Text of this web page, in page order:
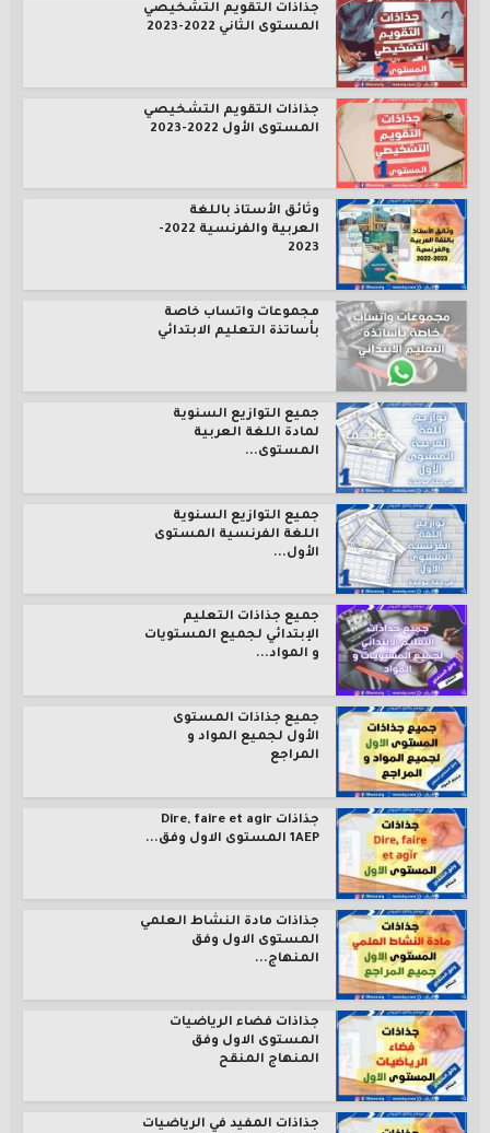
جذاذات التقويم التشخيصي
المستوى الثاني 2022-2023
جذاذات التقويم التشخيصي
المستوى الأول 2022-2023
وثائق الأستاذ باللغة
العربية والفرنسية 2022-
2023
مجموعات واتساب خاصة
بأساتذة التعليم الابتدائي
جميع التوازيع السنوية
لمادة اللغة العربية
المستوى...
جميع التوازيع السنوية
اللغة الفرنسية المستوى
الأول...
جميع جذاذات التعليم
الإبتدائي لجميع المستويات
و المواد...
جميع جذاذات المستوى
الأول لجميع المواد و
المراجع
جذاذات Dire, faire et agir
1AEP المستوى الاول وفق...
جذاذات مادة النشاط العلمي
المستوى الاول وفق
المنهاج...
جذاذات فضاء الرياضيات
المستوى الاول وفق
المنهاج المنقح
جذاذات المفيد في الرياضيات